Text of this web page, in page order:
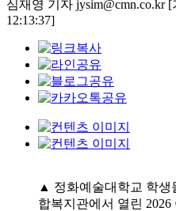
심재영 기자 jysim@cmn.co.kr [
12:13:37]
▲ 정화예술대학교 학생
합복지관에서 열린 2026